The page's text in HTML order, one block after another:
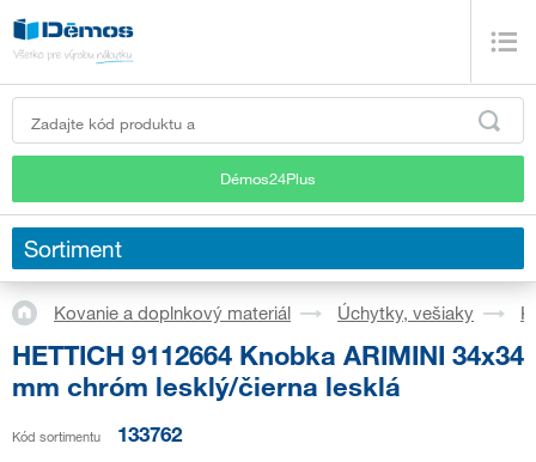
Démos24Plus
Sortiment
Kovanie a doplnkový materiál Úchytky, vešiaky
HETTICH 9112664 Knobka ARIMINI 34x34
mm chróm lesklý/čierna lesklá
Kód sortimentu 133762